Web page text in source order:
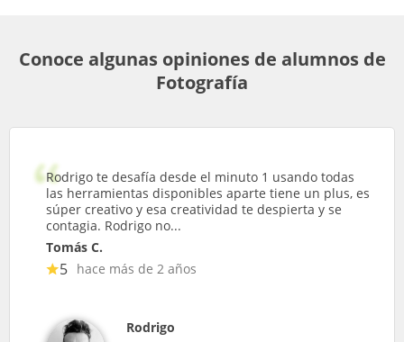
Conoce algunas opiniones de alumnos de
Fotografía
Rodrigo te desafía desde el minuto 1 usando todas
las herramientas disponibles aparte tiene un plus, es
súper creativo y esa creatividad te despierta y se
contagia. Rodrigo no...
Tomás C.
5 hace más de 2 años
Rodrigo